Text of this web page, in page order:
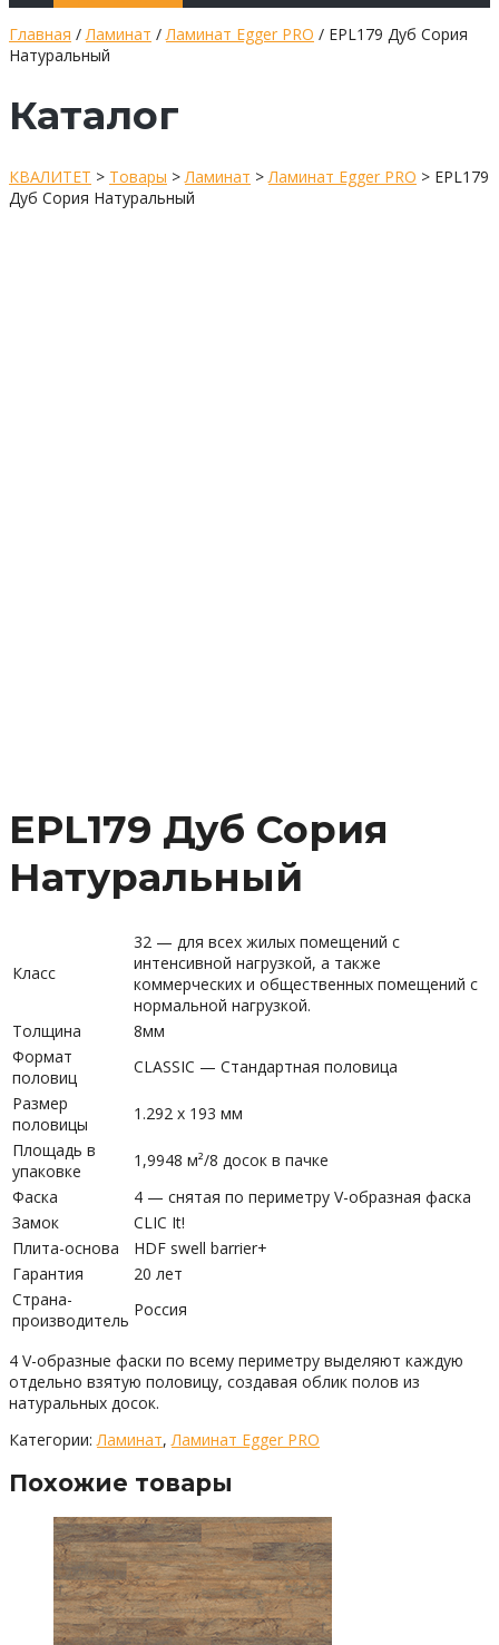
Главная /Ламинат /Ламинат Egger PRO / EPL179 Дуб Сория
Натуральный
Каталог
КВАЛИТЕТ > Товары >Ламинат >Ламинат Egger PRO > EPL179
Дуб Сория Натуральный
EPL179 Дуб Сория
Натуральный
Класс
32 — для всех жилых помещений с
интенсивной нагрузкой, а также
коммерческих и общественных помещений с
нормальной нагрузкой.
Толщина
8мм
Формат
половиц
CLASSIC — Стандартная половица
Размер
половицы
1.292 x 193 мм
Площадь в
упаковке
1,9948 м²/8 досок в пачке
Фаска
4 — снятая по периметру V-образная фаска
Замок
CLIC It!
Плита-основа
HDF swell barrier+
Гарантия
20 лет
Страна-
производитель
Россия
4 V-образные фаски по всему периметру выделяют каждую
отдельно взятую половицу, создавая облик полов из
натуральных досок.
Категории: Ламинат, Ламинат Egger PRO
Похожие товары